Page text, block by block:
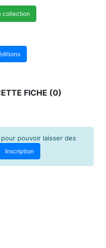
collection
FICHE (0)
pouvoir laisser des
Inscription